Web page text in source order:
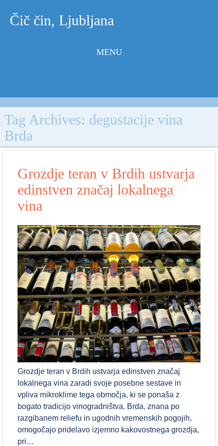
Čič čin, Ljubljana
MENU
Tag Archives: degustacije vina
Brda
Grozdje teran v Brdih ustvarja
edinstven značaj lokalnega
vina
Grozdje teran v Brdih ustvarja edinstven značaj
lokalnega vina zaradi svoje posebne sestave in
vpliva mikroklime tega območja, ki se ponaša z
bogato tradicijo vinogradništva. Brda, znana po
razgibanem reliefu in ugodnih vremenskih pogojih,
omogočajo pridelavo izjemno kakovostnega grozdja,
pri…